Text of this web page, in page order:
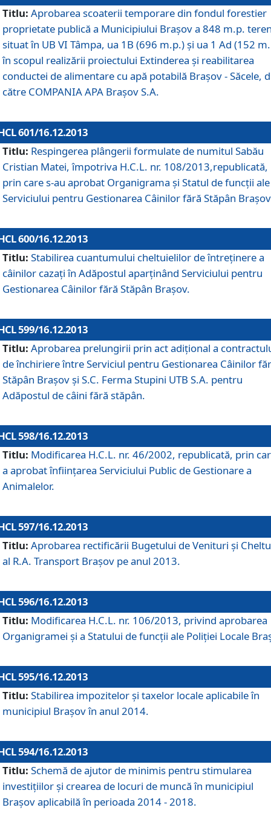
Titlu: Aprobarea scoaterii temporare din fondul forestier
proprietate publică a Municipiului Braşov a 848 m.p.
situat în UB VI Tâmpa, ua 1B (696 m.p.) şi ua 1 Ad (152
în scopul realizării proiectului Extinderea şi reabilitarea
conductei de alimentare cu apă potabilă Braşov - Săcele,
către COMPANIA APA Braşov S.A.
601/16.12.2013
Titlu: Respingerea plângerii formulate de numitul Sabău
Cristian Matei, împotriva H.C.L. nr. 108/2013,republicată,
prin care s-au aprobat Organigrama şi Statul de funcţii ale
Serviciului pentru Gestionarea Câinilor fără Stăpân
600/16.12.2013
Titlu: Stabilirea cuantumului cheltuielilor de întreţinere a
câinilor cazaţi în Adăpostul aparţinând Serviciului pentru
Gestionarea Câinilor fără Stăpân Braşov.
599/16.12.2013
Titlu: Aprobarea prelungirii prin act adiţional a
de închiriere între Serviciul pentru Gestionarea Câinilor
Stăpân Braşov şi S.C. Ferma Stupini UTB S.A. pentru
Adăpostul de câini fără stăpân.
598/16.12.2013
Titlu: Modificarea H.C.L. nr. 46/2002, republicată, prin
a aprobat înfiinţarea Serviciului Public de Gestionare a
Animalelor.
597/16.12.2013
Titlu: Aprobarea rectificării Bugetului de Venituri şi
al R.A. Transport Braşov pe anul 2013.
596/16.12.2013
Titlu: Modificarea H.C.L. nr. 106/2013, privind aprobarea
Organigramei şi a Statului de funcţii ale Poliţiei Locale
595/16.12.2013
Titlu: Stabilirea impozitelor şi taxelor locale aplicabile în
municipiul Braşov în anul 2014.
594/16.12.2013
Titlu: Schemă de ajutor de minimis pentru stimularea
investiţiilor şi crearea de locuri de muncă în municipiul
Braşov aplicabilă în perioada 2014 - 2018.